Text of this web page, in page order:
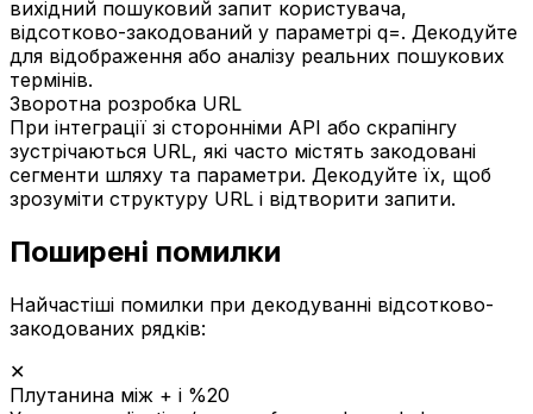
вихідний пошуковий запит користувача,
відсотково-закодований у параметрі q=. Декодуйте
для відображення або аналізу реальних пошукових
термінів.
Зворотна розробка URL
При інтеграції зі сторонніми API або скрапінгу
зустрічаються URL, які часто містять закодовані
сегменти шляху та параметри. Декодуйте їх, щоб
зрозуміти структуру URL і відтворити запити.
Поширені помилки
Найчастіші помилки при декодуванні відсотково-
закодованих рядків:
✕
Плутанина між + і %20